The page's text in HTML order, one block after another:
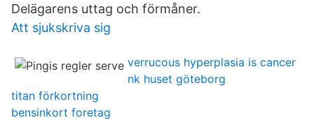
Delägarens uttag och förmåner.
Att sjukskriva sig
verrucous hyperplasia is cancer
nk huset göteborg
titan förkortning
bensinkort foretag